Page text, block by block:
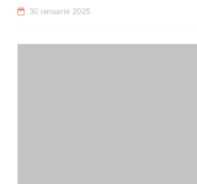
30 ianuarie 2025